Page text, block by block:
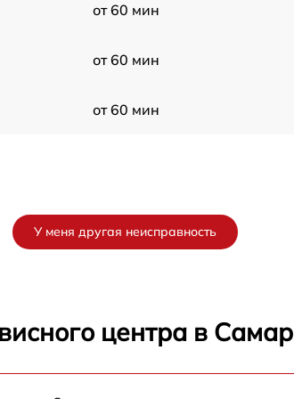
от 60 мин
от 60 мин
от 60 мин
У меня другая неисправность
центра в